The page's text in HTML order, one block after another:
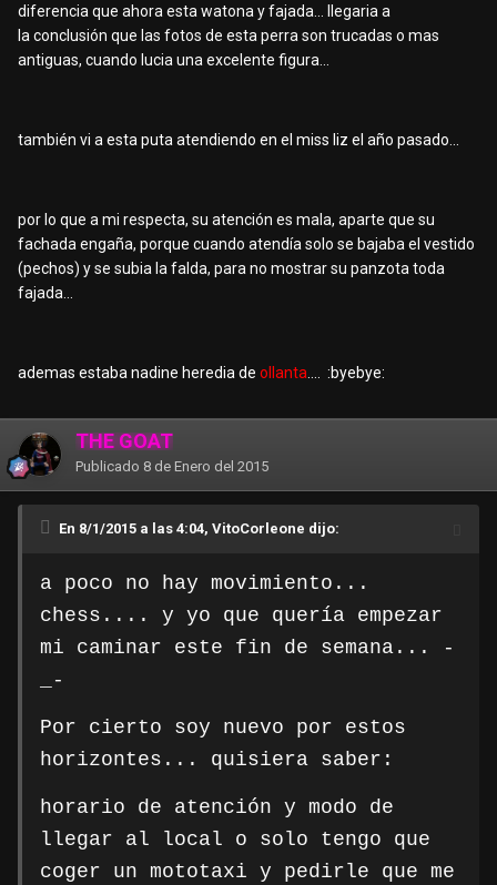
diferencia que ahora esta watona y fajada... llegaria a
la conclusión que las fotos de esta perra son trucadas o mas
antiguas, cuando lucia una excelente figura...
también vi a esta puta atendiendo en el miss liz el año pasado...
por lo que a mi respecta, su atención es mala, aparte que su
fachada engaña, porque cuando atendía solo se bajaba el vestido
(pechos) y se subia la falda, para no mostrar su panzota toda
fajada...
ademas estaba nadine heredia de ollanta.... :byebye:
THE GOAT
Publicado 8 de Enero del 2015
En 8/1/2015 a las 4:04, VitoCorleone dijo:
a poco no hay movimiento...
chess.... y yo que quería empezar
mi caminar este fin de semana... -
_-
Por cierto soy nuevo por estos
horizontes... quisiera saber:
horario de atención y modo de
llegar al local o solo tengo que
coger un mototaxi y pedirle que me